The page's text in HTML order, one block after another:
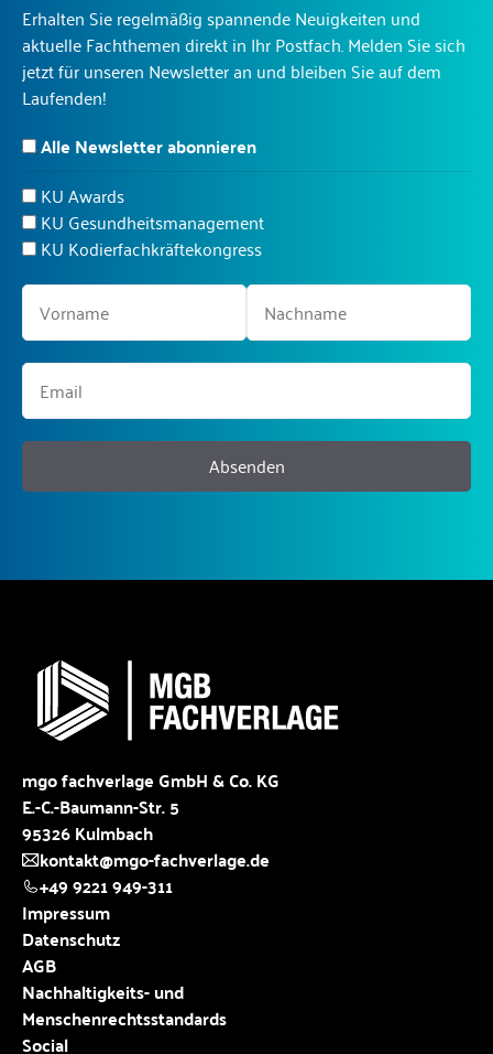
Erhalten Sie regelmäßig spannende Neuigkeiten und
aktuelle Fachthemen direkt in Ihr Postfach. Melden Sie sich
jetzt für unseren Newsletter an und bleiben Sie auf dem
Laufenden!
Alle Newsletter abonnieren
KU Awards
KU Gesundheitsmanagement
KU Kodierfachkräftekongress
Absenden
mgo fachverlage GmbH & Co. KG
E.-C.-Baumann-Str. 5
95326 Kulmbach
kontakt@mgo-fachverlage.de
+49 9221 949-311
Impressum
Datenschutz
AGB
Nachhaltigkeits- und
Menschenrechtsstandards
Social